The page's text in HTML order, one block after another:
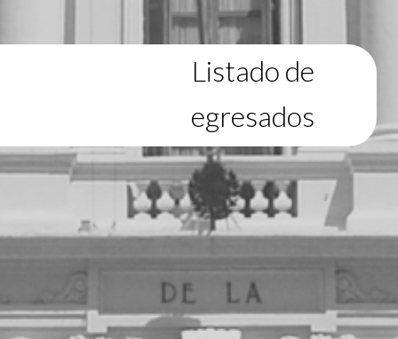
Listado de
egresados